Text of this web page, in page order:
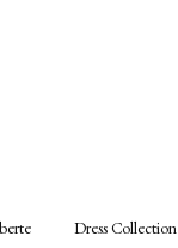
Dress Collection